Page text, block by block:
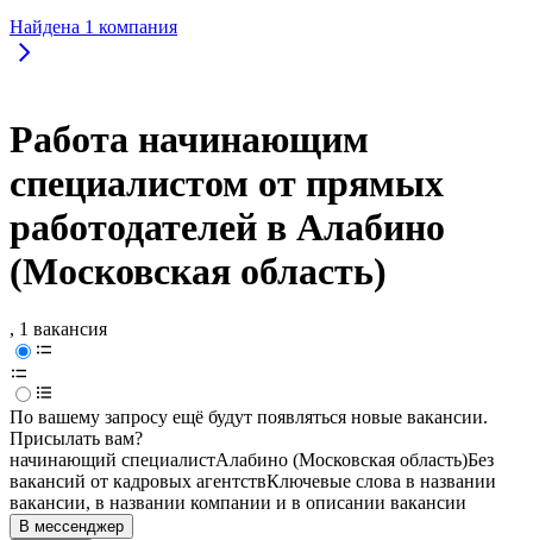
Найдена 1 компания
Работа начинающим
специалистом от прямых
работодателей в Алабино
(Московская область)
, 1 вакансия
По вашему запросу ещё будут появляться новые вакансии.
Присылать вам?
начинающий специалистАлабино (Московская область)Без
вакансий от кадровых агентствКлючевые слова в названии
вакансии, в названии компании и в описании вакансии
В мессенджер